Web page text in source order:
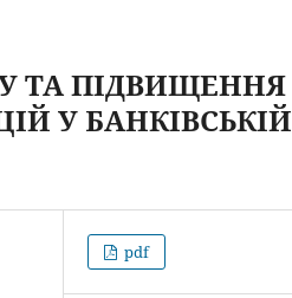
ТА ПІДВИЩЕННЯ
У БАНКІВСЬКІЙ
pdf